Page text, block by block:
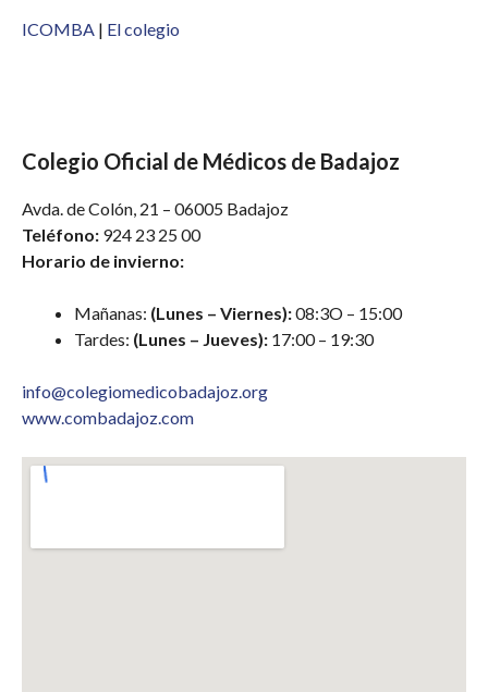
ICOMBA | El colegio
Colegio Oficial de Médicos de Badajoz
Avda. de Colón, 21 – 06005 Badajoz
Teléfono: 924 23 25 00
Horario de invierno:
Mañanas: (Lunes – Viernes):08:3O – 15:00
Tardes: (Lunes – Jueves): 17:00 – 19:30
info@colegiomedicobadajoz.org
www.combadajoz.com